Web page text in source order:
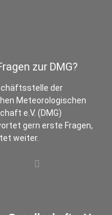
zur DMG?
der
Meteorologischen
e.V. (DMG)
gern erste Fragen,
weiter.